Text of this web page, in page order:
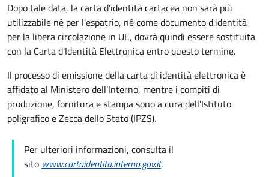
Dopo tale data, la carta d'identità cartacea non sarà più
utilizzabile né per l'espatrio, né come documento d'identità
per la libera circolazione in UE, dovrà quindi essere sostituita
con la Carta d'Identità Elettronica entro questo termine.
Il processo di emissione della carta di identità elettronica è
affidato al Ministero dell’Interno, mentre i compiti di
produzione, fornitura e stampa sono a cura dell’Istituto
poligrafico e Zecca dello Stato (IPZS).
Per ulteriori informazioni, consulta il
sito www.cartaidentita.interno.gov.it.